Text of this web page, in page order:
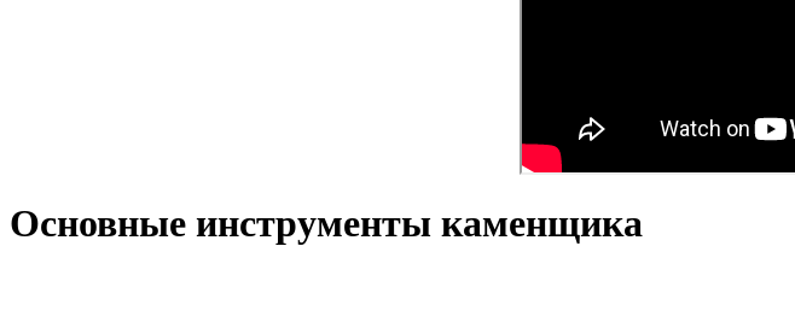
Основные инструменты каменщика